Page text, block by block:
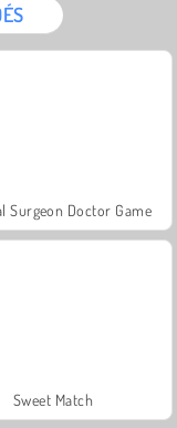
Surgeon Doctor Game
Sweet Match